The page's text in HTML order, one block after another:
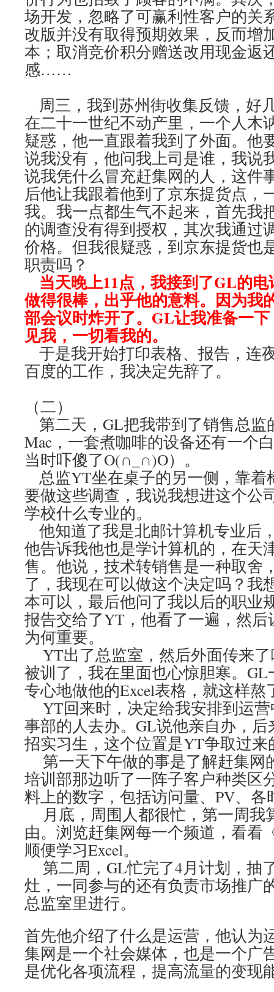
场开发，忽略了可赢利性客户的关
改版并没有取得预期效果，反而增
本；取消竞价积分赠送改用现金返
感……
周三，我到苏州街收集反馈，好
在二十一世纪不动产里，一个人木
疑惑，他一直跟着我到了外面。他
说我没有，他问我上司是谁，我说
说我凭什么冒充赶集网的人，这件
后他让我跟着他到了京东提货点，
我。我一点都生气不起来，首先我
的调查没有得到授权，其次我通过
价格。但我很疑惑，到京东提货也
职责吗？
当天晚上11点，我接到了GL的
做得很棒，出乎他的意料。因为我
部会议时炸开了。GL让我准备一
见我，一切看我的。
于是我开始打印表格、报告，连
百度的工作，我决定先辞了。
（二）
第二天，GL把我带到了销售总监
Mac，一套煮咖啡的设备还有一个
当时吓傻了O(∩_∩)O）。
总监YT坐在桌子的另一侧，靠着
要做这些调查，我说我想进这个公
学校什么专业的。
他知道了我是北邮计算机专业后
他告诉我他也是学计算机的，在天
售。他说，技术转销售是一种取舍
了，我现在可以做这个决定吗？我
本可以，最后他问了我以后的职业
报告交给了YT，他看了一遍，然
为何重要。
YT出了总监室，然后外面传来
被训了，我在里面也心惊胆寒。
专心地做他的Excel表格，就这样
YT回来时，决定给我安排到运营
事部的人去办。GL说他亲自办，
招实习生，这个位置是YT争取过
第一天下午做的事是了解赶集网
培训部那边听了一阵子客户种类区
料上的数字，包括访问量、PV、
月底，周围人都很忙，第一周我
由。浏览赶集网每一个频道，看看
顺便学习Excel。
第二周，GL忙完了4月计划，抽
灶，一同参与的还有负责市场推广
总监室里进行。
首先他介绍了什么是运营，他认为
集网是一个社会媒体，也是一个广
是优化各项流程，提高流量的变现